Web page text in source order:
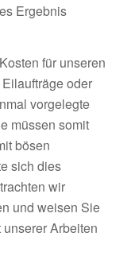
Ergebnis
für unseren
oder
vorgelegte
müssen somit
bösen
sich dies
wir
und weisen Sie
Arbeiten